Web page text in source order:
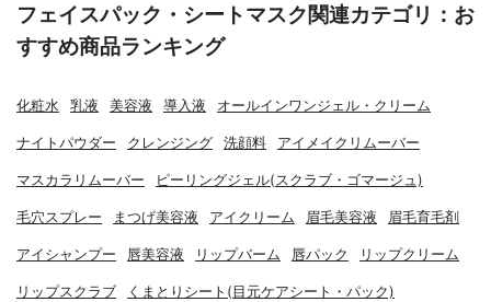
フェイスパック・シートマスク関連カテゴリ：お
すすめ商品ランキング
化粧水 乳液 美容液 導入液 オールインワンジェル・クリーム
ナイトパウダー クレンジング 洗顔料 アイメイクリムーバー
マスカラリムーバー ピーリングジェル(スクラブ・ゴマージュ)
毛穴スプレー まつげ美容液 アイクリーム 眉毛美容液 眉毛育毛剤
アイシャンプー 唇美容液 リップバーム 唇パック リップクリーム
リップスクラブ くまとりシート(目元ケアシート・パック)